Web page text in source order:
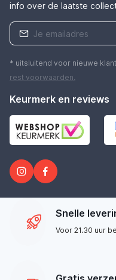
info over de laatste
* uitsluitend voor nieuwe
rest voorwaarden.
Keurmerk en reviews
Snelle
Voor 21.30 uur